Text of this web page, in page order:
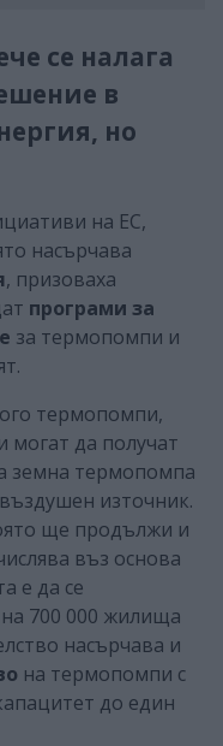
се налага
в
но
на ЕС,
насърчава
, призоваха
програми за
за термопомпи и
термопомпи,
могат да получат
земна термопомпа
източник.
ще продължи и
въз основа
е да се
700 000 жилища
насърчава и
на термопомпи с
до един